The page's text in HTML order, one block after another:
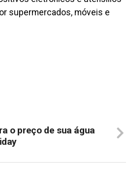
supermercados, móveis e
o preço de sua água